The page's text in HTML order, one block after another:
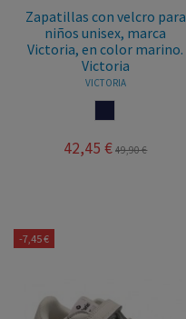
Zapatillas con velcro para
niños unisex, marca
Victoria, en color marino.
Victoria
VICTORIA
42,45 € 49,90 €
-7,45 €